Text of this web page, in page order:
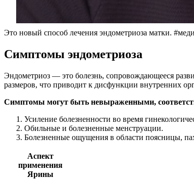
Это новый способ лечения эндометриоза матки.
Симптомы эндометриоза
Эндометриоз — это болезнь, сопровождающееся
размеров, что приводит к дисфункции внутренних
Симптомы могут быть невыраженными,
Усиление болезненности во время
Обильные и болезненные менструации.
Болезненные ощущения в области поясницы,
Аспект
применения
Ярины